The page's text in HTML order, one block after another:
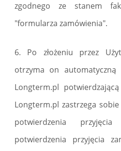
zgodnego ze stanem
"formularza zamówienia".
6. Po złożeniu przez
otrzyma on automatyczną
Longterm.pl
Longterm.pl zastrzega
potwierdzenia
potwierdzenia przyjęcia